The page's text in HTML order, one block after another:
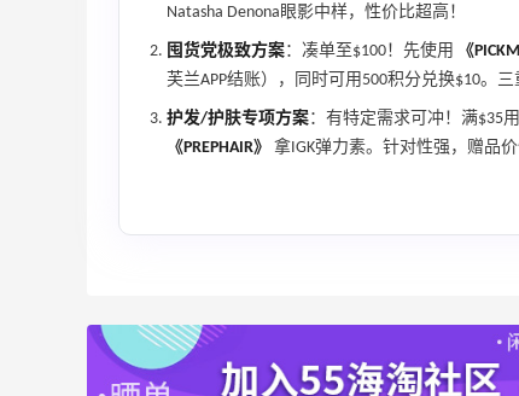
Natasha Denona眼影中样，性价比超高！
囤货党极致方案：凑单至$100！先使用 《
芙兰APP结账），同时可用500积分兑换$10。
护发/护肤专项方案：有特定需求可冲！满$35
《PREPHAIR》
拿IGK弹力素。针对性强，赠品价
美团买黄式壹品汇芋圆，好吃不贵！！
深夜美食，打卡自贡小烧烤